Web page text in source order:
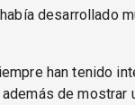
desarrollado
han tenido
de mostrar